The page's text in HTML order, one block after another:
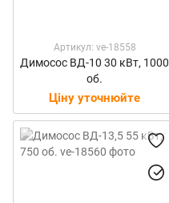
Артикул: ve-18558
Димосос ВД-10 30 кВт, 1000
об.
Ціну уточнюйте